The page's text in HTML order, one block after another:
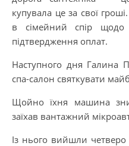
купувала це за свої
в сімейний спір
підтвердження оплат.
Наступного дня Галина
спа-салон святкувати
Щойно їхня машина
заїхав вантажний
Із нього вийшли четверо